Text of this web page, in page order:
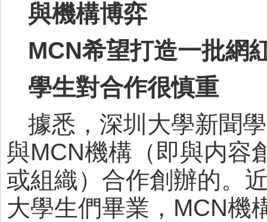
與機構博弈
MCN希望打造一批網
學生對合作很慎重
據悉，深圳大學新聞
與MCN機構（即與内容
或組織）合作創辦的。
大學生們畢業，MCN機